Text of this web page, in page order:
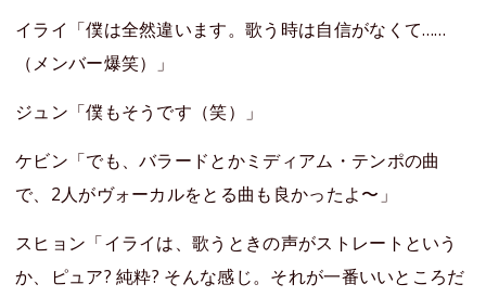
イライ「僕は全然違います。歌う時は自信がなくて……
（メンバー爆笑）」
ジュン「僕もそうです（笑）」
ケビン「でも、バラードとかミディアム・テンポの曲
で、2人がヴォーカルをとる曲も良かったよ〜」
スヒョン「イライは、歌うときの声がストレートという
か、ピュア? 純粋? そんな感じ。それが一番いいところだ